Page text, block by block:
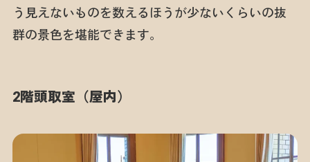
う見えないものを数えるほうが少ないくらいの抜
群の景色を堪能できます。
2階頭取室（屋内）